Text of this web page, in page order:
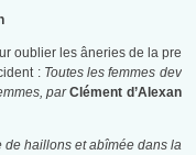
oublier les âneries de la pre
: Toutes les femmes dev
parClément d’Alexan
de haillons et abîmée dans la